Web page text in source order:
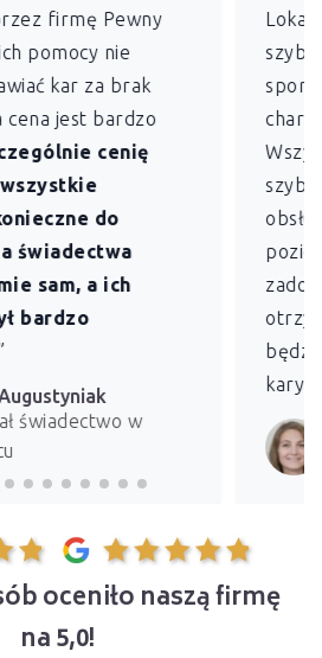
firmę Pewny
pomocy nie
kar za brak
cena jest bardzo
cenię
do
świadectwa
sam, a ich
bardzo
świadectwo w
Lokal
kary
oceniło naszą firmę
na 5,0!